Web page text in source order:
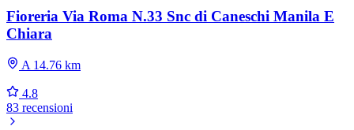
Fioreria Via Roma N.33 Snc di Caneschi Manila E
Chiara
A 14.76 km
4.8
83 recensioni